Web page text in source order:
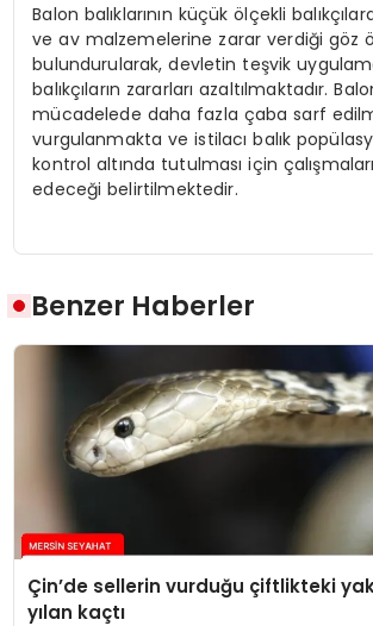
Balon balıklarının küçük ölçekli
ve av malzemelerine zarar verdiği göz
bulundurularak, devletin teşvik
balıkçıların zararları azaltılmaktadır.
mücadelede daha fazla çaba sarf
vurgulanmakta ve istilacı balık
kontrol altında tutulması için
edeceği belirtilmektedir.
Benzer Haberler
Çin’de sellerin vurduğu çiftlikteki
yılan kaçtı